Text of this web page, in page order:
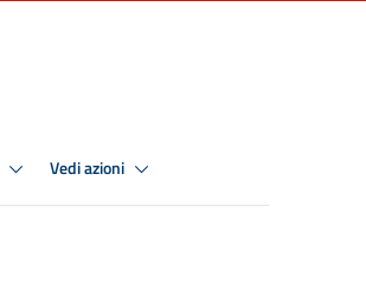
Vedi azioni